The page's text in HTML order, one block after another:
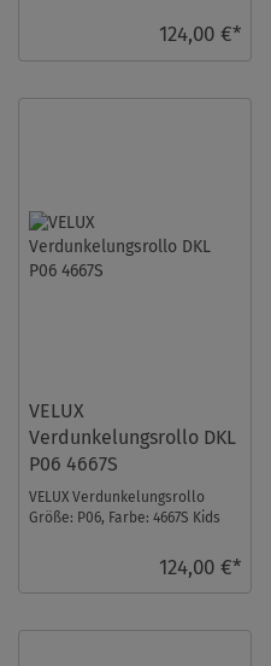
124,00 €*
VELUX
Verdunkelungsrollo DKL
P06 4667S
VELUX Verdunkelungsrollo
Größe: P06, Farbe: 4667S Kids
124,00 €*